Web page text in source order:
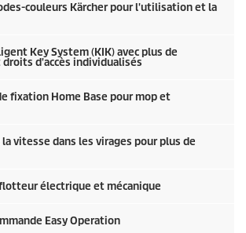
couleurs Kärcher pour l'utilisation et la
Key System (KIK) avec plus de
d'accès individualisés
fixation Home Base pour mop et
vitesse dans les virages pour plus de
électrique et mécanique
Easy Operation